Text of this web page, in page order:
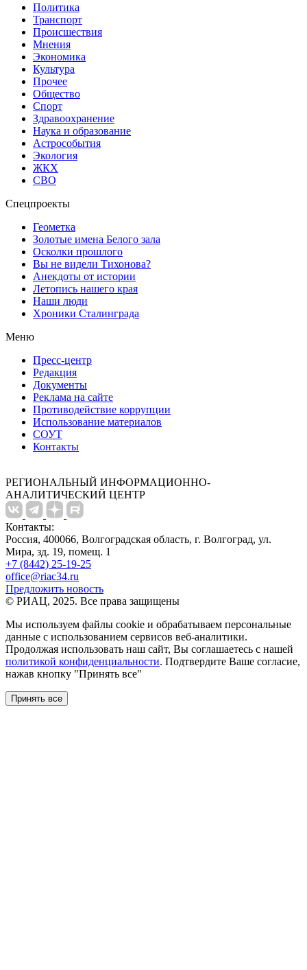
Политика
Транспорт
Происшествия
Мнения
Экономика
Культура
Прочее
Общество
Спорт
Здравоохранение
Наука и образование
Астрособытия
Экология
ЖКХ
СВО
Спецпроекты
Геометка
Золотые имена Белого зала
Осколки прошлого
Вы не видели Тихонова?
Анекдоты от истории
Летопись нашего края
Наши люди
Хроники Сталинграда
Меню
Пресс-центр
Редакция
Документы
Реклама на сайте
Противодействие коррупции
Использование материалов
СОУТ
Контакты
РЕГИОНАЛЬНЫЙ ИНФОРМАЦИОННО-
АНАЛИТИЧЕСКИЙ ЦЕНТР
Контакты:
Россия, 400066, Волгоградская область, г. Волгоград, ул.
Мира, зд. 19, помещ. 1
+7 (8442) 25-19-25
office@riac34.ru
Предложить новость
© РИАЦ, 2025. Все права защищены
Мы используем файлы сookie и обрабатываем персональные
данные с использованием сервисов веб-аналитики.
Продолжая использовать наш сайт, Вы соглашаетесь с нашей
политикой конфиденциальности. Подтвердите Ваше согласие,
нажав кнопку "Принять все"
Принять все